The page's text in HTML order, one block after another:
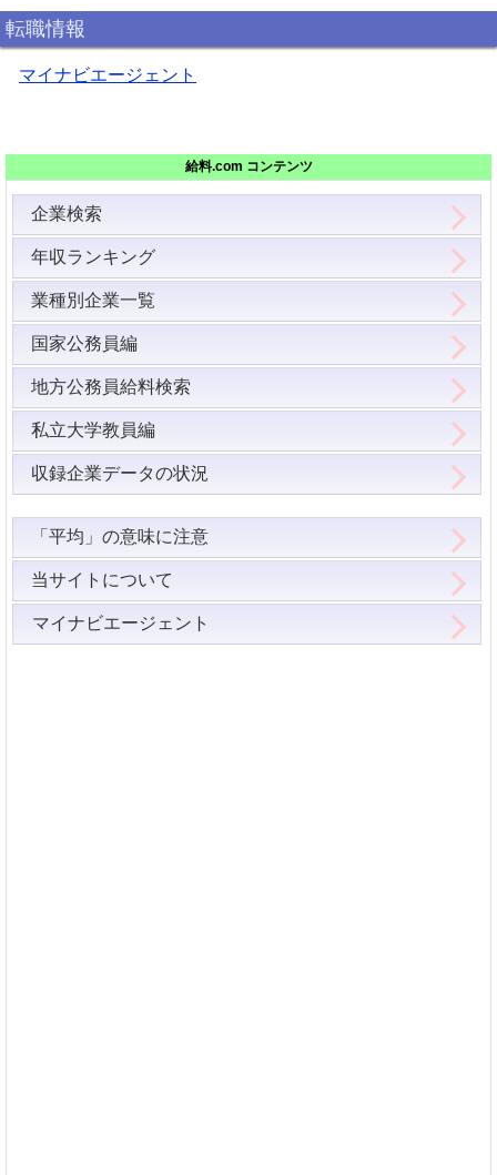
転職情報
マイナビエージェント
給料.com コンテンツ
企業検索
年収ランキング
業種別企業一覧
国家公務員編
地方公務員給料検索
私立大学教員編
収録企業データの状況
「平均」の意味に注意
当サイトについて
マイナビエージェント